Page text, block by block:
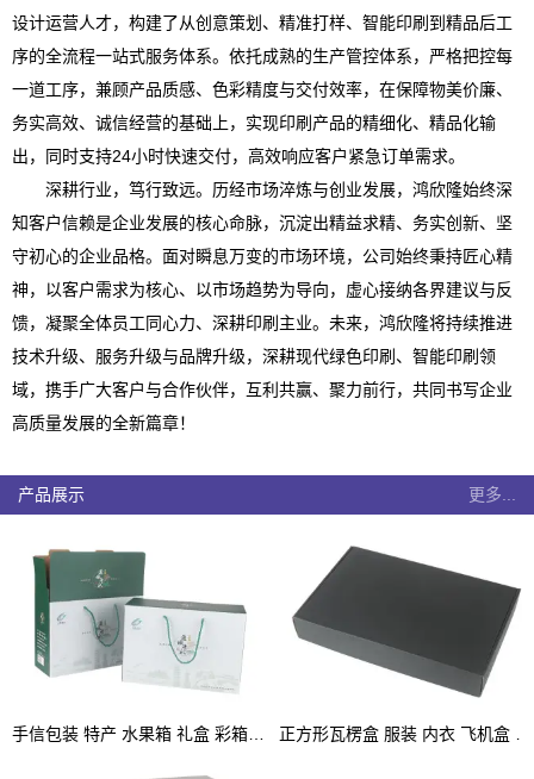
设计运营人才，构建了从创意策划、精准打样、智能印刷到精品后工
序的全流程一站式服务体系。依托成熟的生产管控体系，严格把控每
一道工序，兼顾产品质感、色彩精度与交付效率，在保障物美价廉、
务实高效、诚信经营的基础上，实现印刷产品的精细化、精品化输
出，同时支持24小时快速交付，高效响应客户紧急订单需求。
深耕行业，笃行致远。历经市场淬炼与创业发展，鸿欣隆始终深
知客户信赖是企业发展的核心命脉，沉淀出精益求精、务实创新、坚
守初心的企业品格。面对瞬息万变的市场环境，公司始终秉持匠心精
神，以客户需求为核心、以市场趋势为导向，虚心接纳各界建议与反
馈，凝聚全体员工同心力、深耕印刷主业。未来，鸿欣隆将持续推进
技术升级、服务升级与品牌升级，深耕现代绿色印刷、智能印刷领
域，携手广大客户与合作伙伴，互利共赢、聚力前行，共同书写企业
高质量发展的全新篇章！
产品展示 更多...